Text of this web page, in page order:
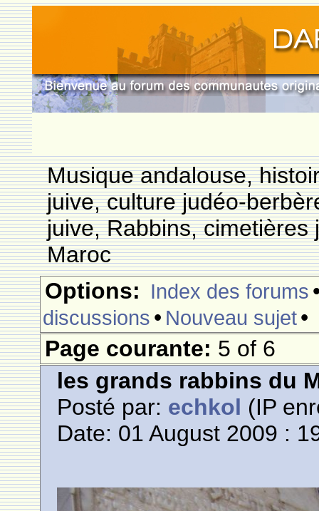
Musique andalouse,
juive, culture judéo-
juive, Rabbins,
Maroc
Options: Index des forums
discussions • Nouveau sujet•
Page courante: 5 of 6
les grands rabbins du
Posté par: echkol (IP
Date: 01 August 2009 :